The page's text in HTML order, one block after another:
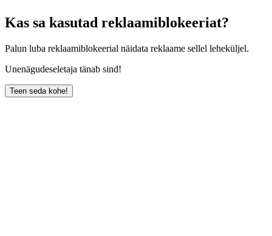
Kas sa kasutad reklaamiblokeeriat?
Palun luba reklaamiblokeerial näidata reklaame sellel leheküljel.
Unenägudeseletaja tänab sind!
Teen seda kohe!